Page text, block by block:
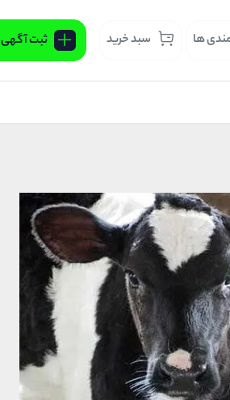
ها سبد خرید ثبت آگهی